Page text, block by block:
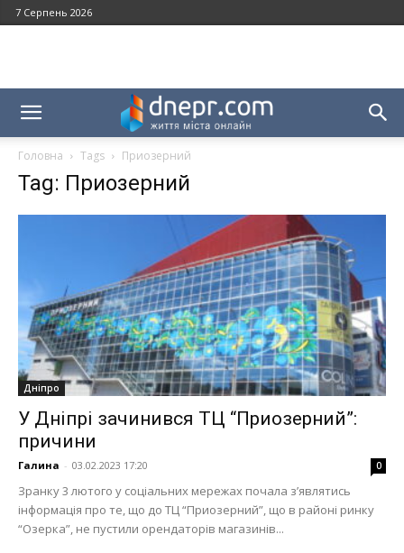
7 Серпень 2026
Головна Tags Приозерний
Tag: Приозерний
Дніпро
У Дніпрі зачинився ТЦ “Приозерний”:
причини
Галина - 03.02.2023 17:20 0
Зранку 3 лютого у соціальних мережах почала з’являтись
інформація про те, що до ТЦ “Приозерний”, що в районі ринку
“Озерка”, не пустили орендаторів магазинів...